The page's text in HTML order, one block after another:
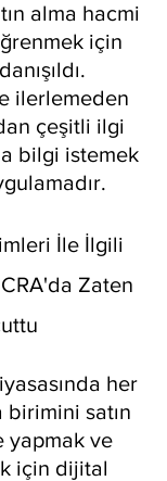
alma hacmi
için
ilerlemeden
çeşitli ilgi
bilgi istemek
İle İlgili
Zaten
her
satın
yapmak ve
için dijital